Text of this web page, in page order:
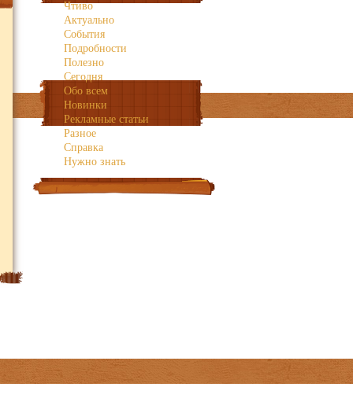
Багамские острова
Барбадос
Бахрейн
Бермудские острова
Британские
Виргинские острова
Вануату
Чтиво
Актуально
События
Подробности
Полезно
Сегодня
Обо всем
Новинки
Рекламные статьи
Разное
Справка
Нужно знать